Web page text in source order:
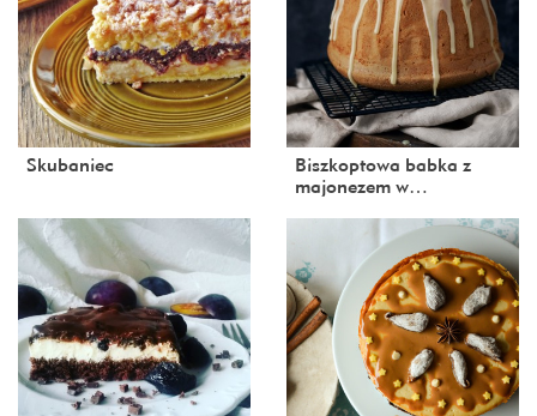
Skubaniec
Biszkoptowa babka z
majonezem w…